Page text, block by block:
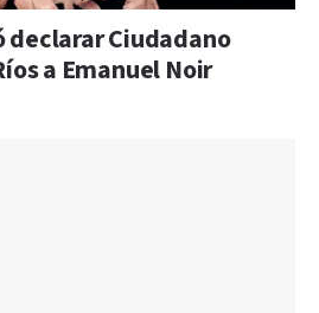
declarar Ciudadano
a Emanuel Noir